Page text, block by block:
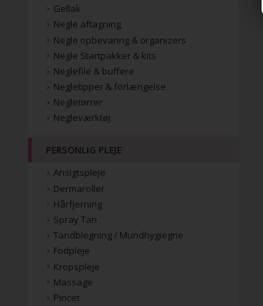
Gellak
Negle aftagning
Negle opbevaring & organizers
Negle Startpakker & kits
Neglefile & buffere
Negletipper & forlængelse
Negletørrer
Negleværktøj
PERSONLIG PLEJE
Ansigtspleje
Dermaroller
Hårfjerning
Spray Tan
Tandblegning / Mundhygiegne
Fodpleje
Kropspleje
Massage
Pincet